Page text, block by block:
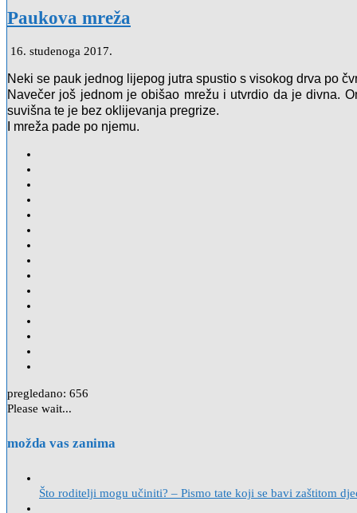
Paukova mreža
16. studenoga 2017.
Neki se pauk jednog lijepog jutra spustio s visokog drva po
Navečer još jednom je obišao mrežu i utvrdio da je divna.
suvišna te je bez oklijevanja pregrize.
I mreža pade po njemu.
pregledano: 656
Please wait...
možda vas zanima
Što roditelji mogu učiniti? – Pismo tate koji se bavi zaštitom